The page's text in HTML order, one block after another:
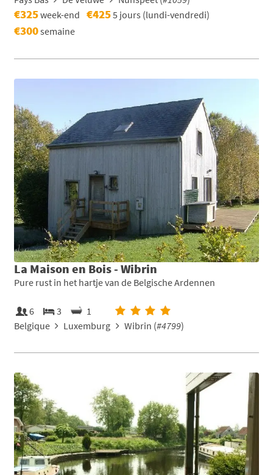
€325week-end €4255 jours (lundi-vendredi)
€300semaine
La Maison en Bois - Wibrin
Pure rust in het hartje van de Belgische Ardennen
6 3
1
Belgique
Luxemburg Wibrin (#4799)